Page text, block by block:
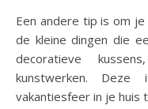
Een andere tip is om
de kleine dingen die
decoratieve
kunstwerken.
vakantiesfeer in je huis